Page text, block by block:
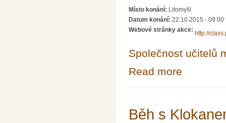
Místo konání: Litomyšl
Datum konání: 22.10.2015 - 09:00
Webové stránky akce:
http://
Společnost učitelů
Read more
Běh s